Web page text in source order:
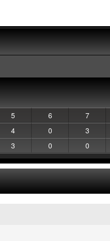
5 6 7
4 0 3
3 0 0